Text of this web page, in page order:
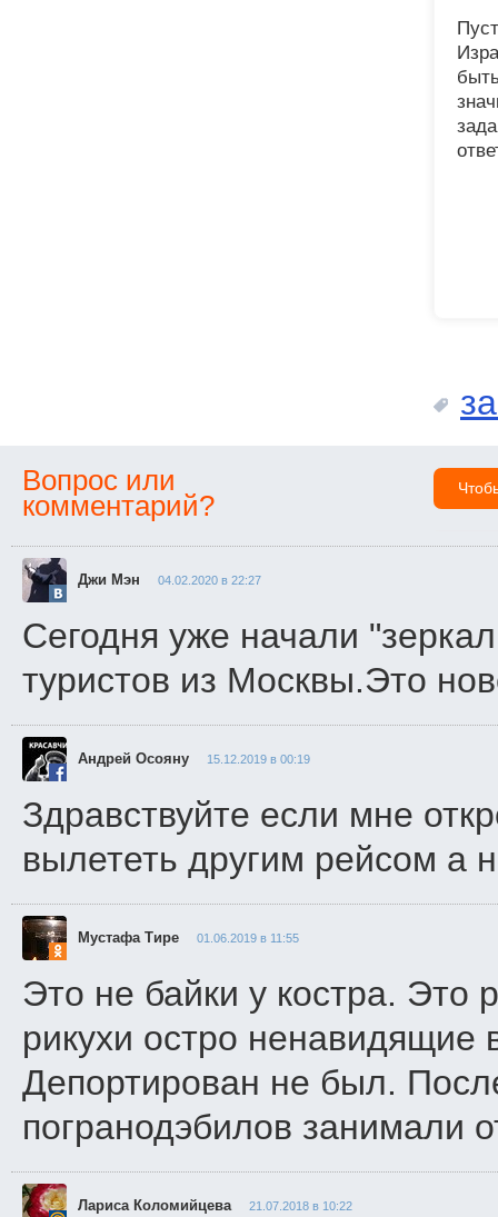
Вопрос или
комментарий?
Джи Мэн 04.02.2020 в 22:27
Сегодня уже начали
туристов из Москвы.Это
Андрей Осояну 15.12.2019 в 00:19
Здравствуйте если мне
вылететь другим рейсом а
Мустафа Тире 01.06.2019 в 11:55
Это не байки у костра.
рикухи остро ненавидящие
Депортирован не был.
погранодэбилов занимали
Лариса Коломийцева 21.07.2018 в 10:22